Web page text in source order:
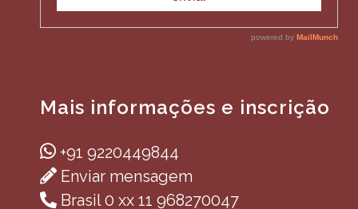
Mais informações e inscrição
+91 9220449844
Enviar mensagem
Brasil 0 xx 11 968270047